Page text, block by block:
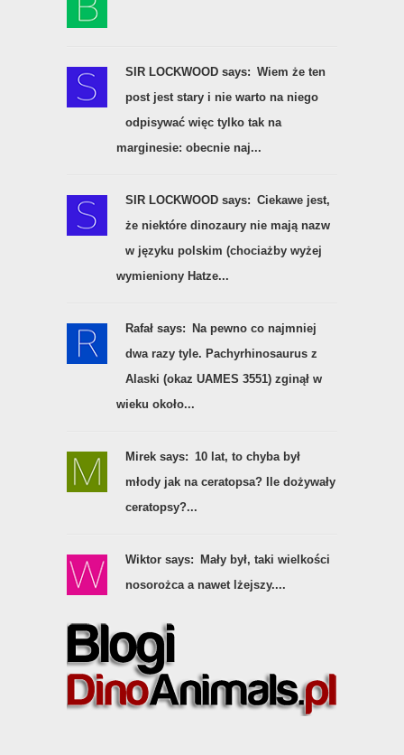
SIR LOCKWOOD says: Wiem że ten
post jest stary i nie warto na niego
odpisywać więc tylko tak na
marginesie: obecnie naj...
SIR LOCKWOOD says: Ciekawe jest,
że niektóre dinozaury nie mają nazw
w języku polskim (chociażby wyżej
wymieniony Hatze...
Rafał says:
Na pewno co najmniej
dwa razy tyle. Pachyrhinosaurus z
Alaski (okaz UAMES 3551) zginął w
wieku około...
Mirek says: 10 lat, to chyba był
młody jak na ceratopsa? Ile dożywały
ceratopsy?...
Wiktor says:
Mały był, taki wielkości
nosorożca a nawet lżejszy....